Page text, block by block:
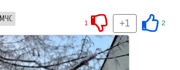
МЧС 2
+1
1